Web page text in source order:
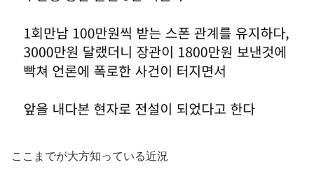
ここまでが大方知っている近況